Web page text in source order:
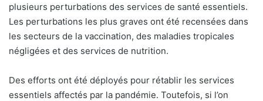
plusieurs perturbations des services de santé essentiels.
Les perturbations les plus graves ont été recensées dans
les secteurs de la vaccination, des maladies tropicales
négligées et des services de nutrition.
Des efforts ont été déployés pour rétablir les services
essentiels affectés par la pandémie. Toutefois, si l’on